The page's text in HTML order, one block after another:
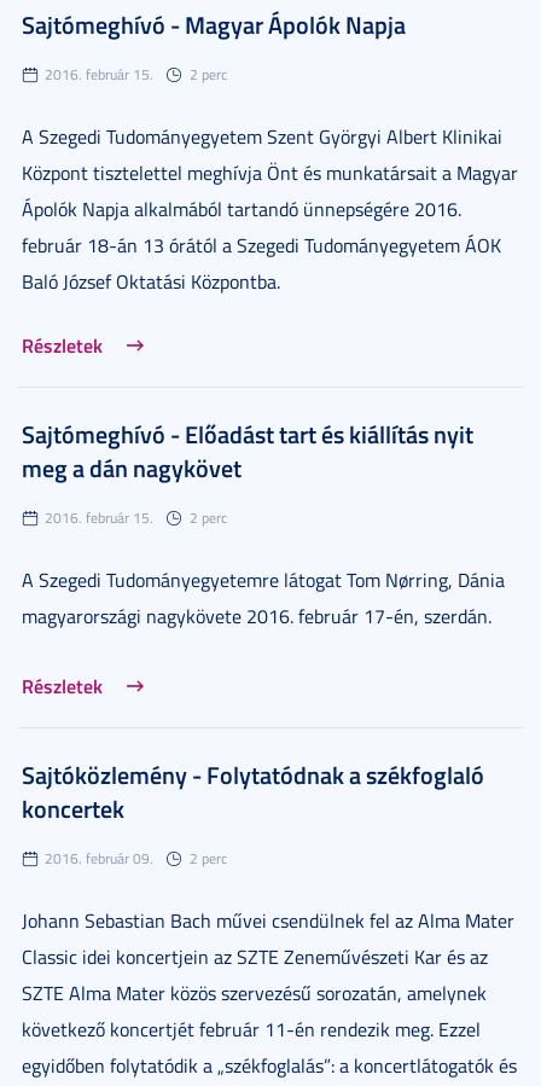
Sajtómeghívó - Magyar Ápolók Napja
2016. február 15. 2 perc
A Szegedi Tudományegyetem Szent Györgyi Albert Klinikai
Központ tisztelettel meghívja Önt és munkatársait a Magyar
Ápolók Napja alkalmából tartandó ünnepségére 2016.
február 18-án 13 órától a Szegedi Tudományegyetem ÁOK
Baló József Oktatási Központba.
Részletek
Sajtómeghívó - Előadást tart és kiállítás nyit
meg a dán nagykövet
2016. február 15. 2 perc
A Szegedi Tudományegyetemre látogat Tom Nørring, Dánia
magyarországi nagykövete 2016. február 17-én, szerdán.
Részletek
Sajtóközlemény - Folytatódnak a székfoglaló
koncertek
2016. február 09. 2 perc
Johann Sebastian Bach művei csendülnek fel az Alma Mater
Classic idei koncertjein az SZTE Zeneművészeti Kar és az
SZTE Alma Mater közös szervezésű sorozatán, amelynek
következő koncertjét február 11-én rendezik meg. Ezzel
egyidőben folytatódik a „székfoglalás”: a koncertlátogatók és